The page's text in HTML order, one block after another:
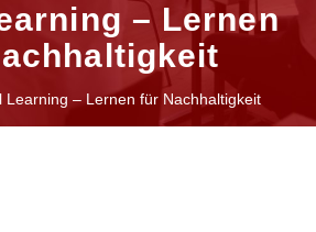
– Lernen
Learning – Lernen für Nachhaltigkeit